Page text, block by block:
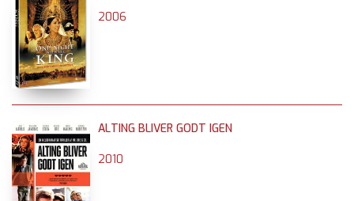
2006
ALTING BLIVER GODT IGEN
2010